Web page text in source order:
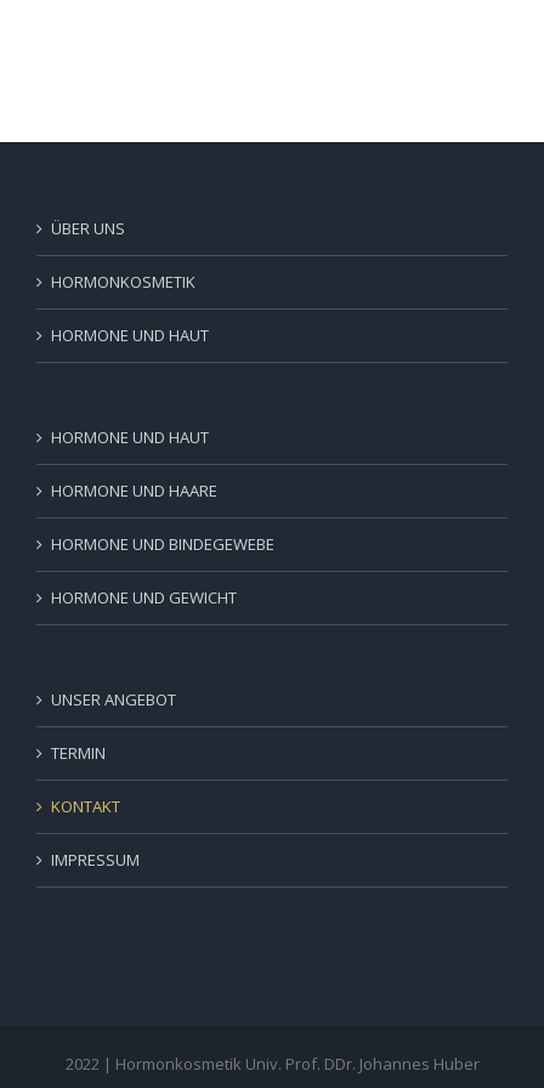
ÜBER UNS
HORMONKOSMETIK
HORMONE UND HAUT
HORMONE UND HAUT
HORMONE UND HAARE
HORMONE UND BINDEGEWEBE
HORMONE UND GEWICHT
UNSER ANGEBOT
TERMIN
KONTAKT
IMPRESSUM
2022 | Hormonkosmetik Univ. Prof. DDr. Johannes Huber